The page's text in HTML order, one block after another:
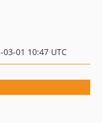
01 10:47 UTC